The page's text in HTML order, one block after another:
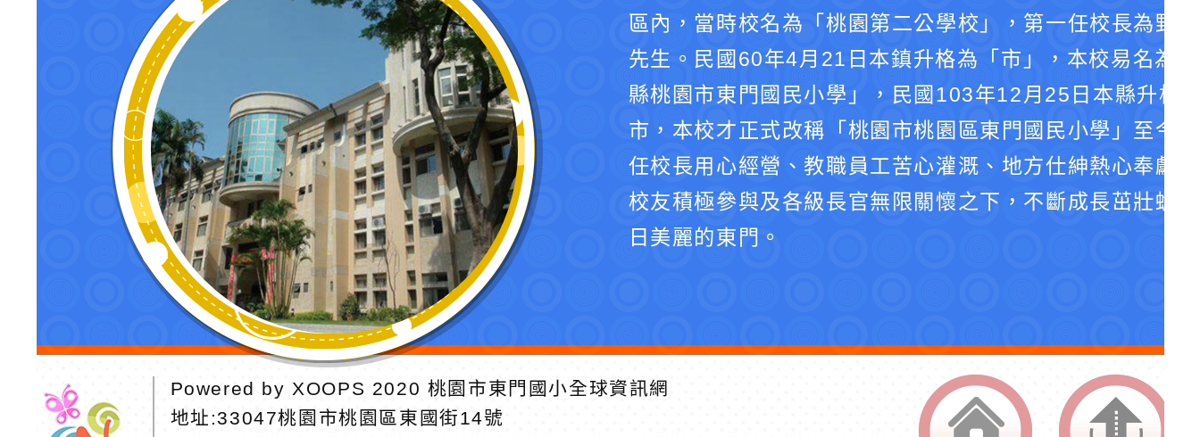
區內，當時校名為「桃園第二公學校」，第一任校長為野
先生。民國60年4月21日本鎮升格為「市」，本校易名為
縣桃園市東門國民小學」，民國103年12月25日本縣升格
市，本校才正式改稱「桃園市桃園區東門國民小學」至今
任校長用心經營、教職員工苦心灌溉、地方仕紳熱心奉獻
校友積極參與及各級長官無限關懷之下，不斷成長茁壯蛻
日美麗的東門。
Powered by XOOPS 2020 桃園市東門國小全球資訊網
地址:33047桃園市桃園區東國街14號